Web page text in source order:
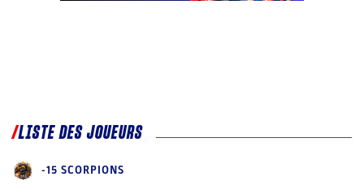
LISTE DES JOUEURS
-15 SCORPIONS